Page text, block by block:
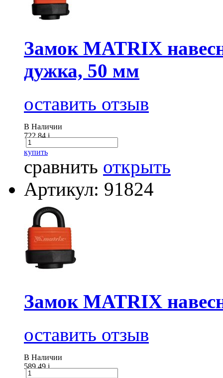
Замок MATRIX
дужка, 50 мм
оставить отзыв
В Наличии
722.84i
купить
сравнить открыть
Артикул: 91824
Замок MATRIX
оставить отзыв
В Наличии
589.49i